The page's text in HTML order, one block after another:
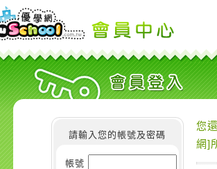
請輸入您的帳號及密碼
帳號
您
網]